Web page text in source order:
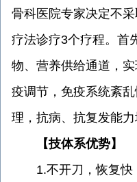
骨科医院专家决定不
疗法诊疗3个疗程。首
物、营养供给通道，
疫调节，免疫系统紊
理，抗病、抗复发能力
【技体系优势】
1.不开刀，恢复快